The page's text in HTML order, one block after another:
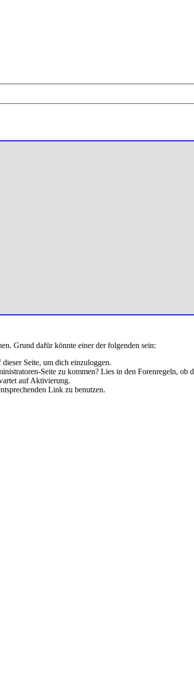
Grund dafür könnte einer der folgenden sein:
Seite, um dich einzuloggen.
Seite zu kommen? Lies in den Forenregeln, ob
auf Aktivierung.
Link zu benutzen.